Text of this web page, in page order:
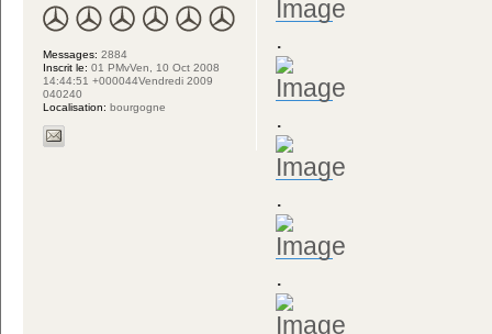
.
.
.
.
Messages: 2884
Inscrit le: 01 PMvVen, 10 Oct 2008
14:44:51 +000044Vendredi 2009
040240
Localisation: bourgogne